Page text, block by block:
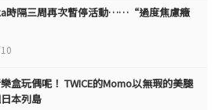
時隔三周再次暫停活動……“過度焦慮癥
盒玩偶呢！ TWICE的Momo以無瑕的美腿
本列島